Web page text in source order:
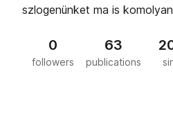
szlogenünket ma is
0
followers
63
publications